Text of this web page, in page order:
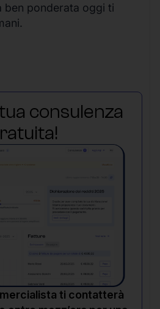
ben ponderata oggi ti
consulenza
ti contatterà